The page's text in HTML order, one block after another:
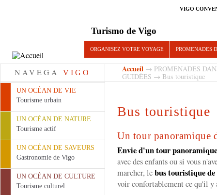
VIGO
Turismo de Vigo
ORGANISEZ VOTRE VOYAGE PROMENADES
NAVEGA VIGO
UN OCÉAN DE VIE
Tourisme urbain
UN OCÉAN DE NATURE
Tourisme actif
UN OCÉAN DE SAVEURS
Gastronomie de Vigo
UN OCÉAN DE CULTURE
Tourisme culturel
Accueil → PROMENADES
GUIDÉES → Bus touristique
Bus touristique
Un tour panoramique
Envie d'un tour
avec des enfants ou si vous
marcher, lebus touristique
voir confortablement ce qu'il